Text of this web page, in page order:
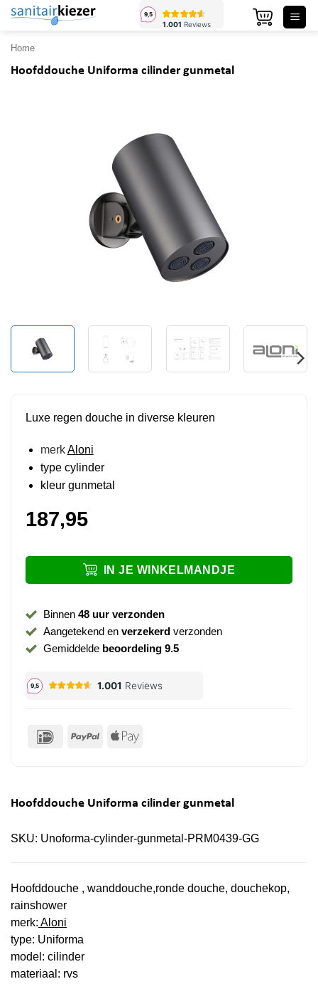
Ga
inhoud
Home
Hoofddouche Uniforma cilinder gunmetal
Luxe regen douche in diverse kleuren
merkAloni
type cylinder
kleur gunmetal
187,95
IN JE WINKELMANDJE
Binnen 48 uur verzonden
Aangetekend en verzekerdverzonden
Gemiddelde beoordeling 9.5
IDeal PayPal Apple
Hoofddouche Uniforma cilinder gunmetal
SKU: Unoforma-cylinder-gunmetal-PRM0439-GG
Hoofddouche , wanddouche,ronde douche, douchekop,
rainshower
merk: Aloni
type: Uniforma
model: cilinder
materiaal: rvs